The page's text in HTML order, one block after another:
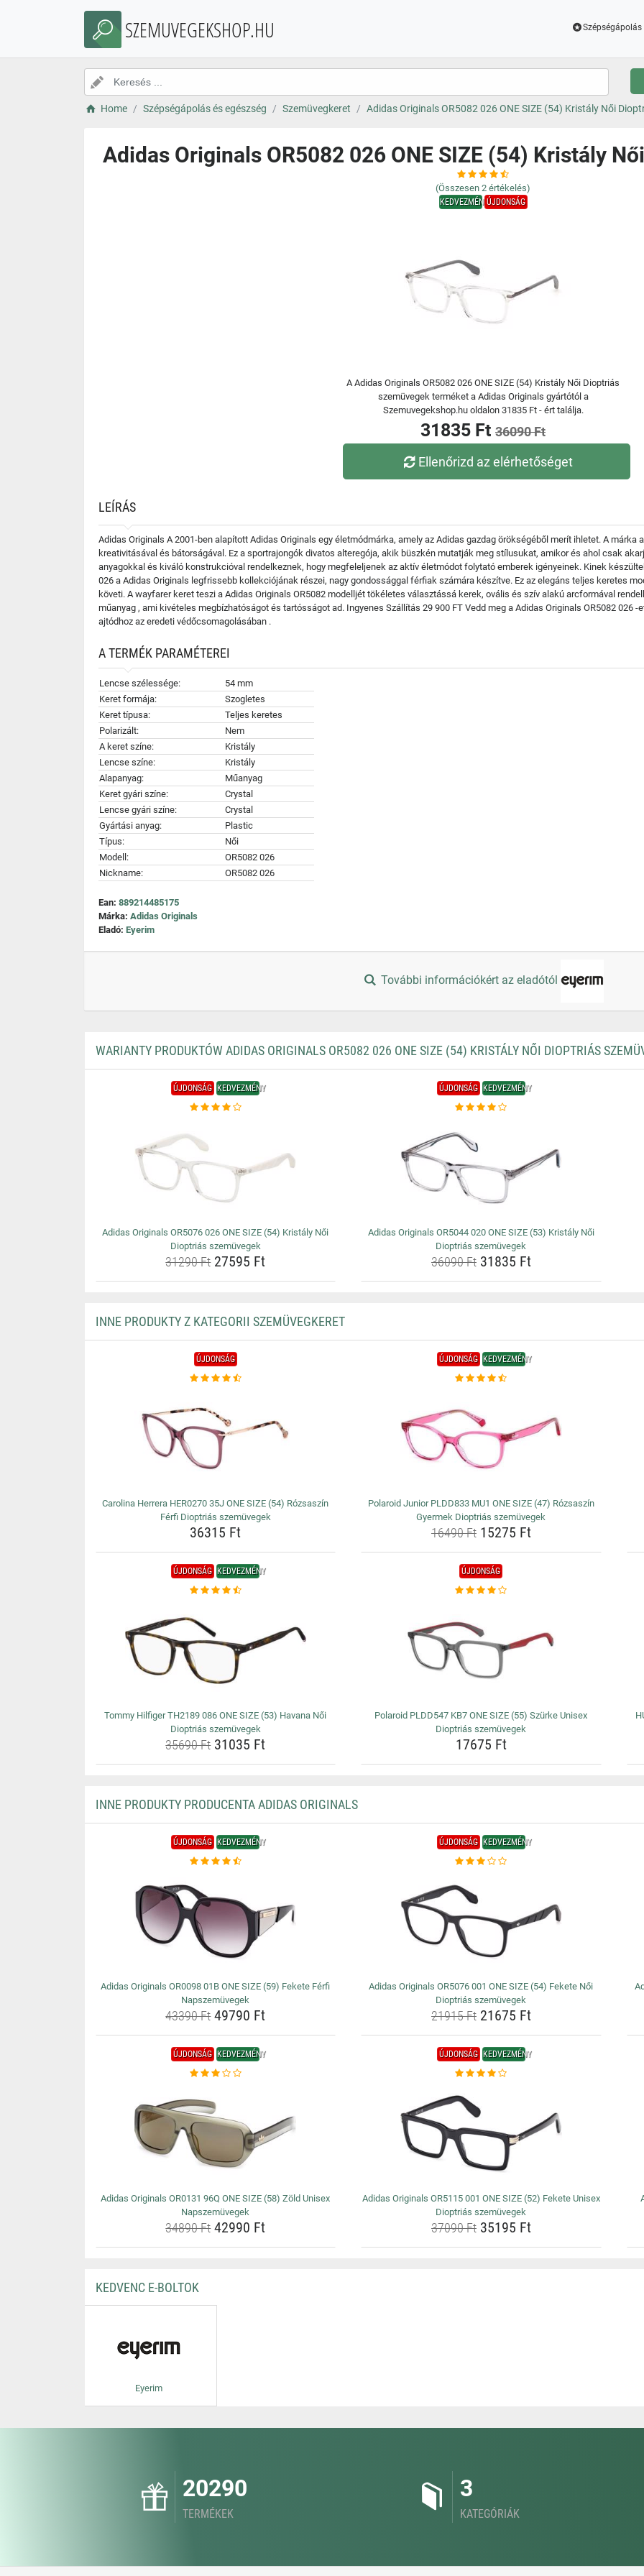
SZEMUVEGEKSHOP.HU Szépségápolás
Home Szépségápolás és egészség Szemüvegkeret Adidas Originals OR5082 026 ONE SIZE (54) Kristály Női
Adidas Originals OR5082 026 ONE SIZE (54) Kristály
(Összesen 2 értékelés)
KEDVEZMÉNYÚJDONSÁG
A Adidas Originals OR5082 026 ONE SIZE (54) Kristály Női Dioptriás
szemüvegek terméket a Adidas Originals gyártótól a
Szemuvegekshop.hu oldalon 31835 Ft - ért találja.
31835 Ft 36090 Ft
Ellenőrizd az elérhetőséget
LEÍRÁS
Adidas Originals A 2001-ben alapított Adidas Originals egy életmódmárka, amely az Adidas gazdag örökségéből merít ihletet. A
kreativitásával és bátorságával. Ez a sportrajongók divatos alteregója, akik büszkén mutatják meg stílusukat, amikor és ahol csak
anyagokkal és kiváló konstrukcióval rendelkeznek, hogy megfeleljenek az aktív életmódot folytató emberek igényeinek. Kinek
026 a Adidas Originals legfrissebb kollekciójának részei, nagy gondossággal férfiak számára készítve. Ez az elegáns teljes keretes
követi. A wayfarer keret teszi a Adidas Originals OR5082 modelljét tökéletes választássá kerek, ovális és szív alakú arcformával
műanyag , ami kivételes megbízhatóságot és tartósságot ad. Ingyenes Szállítás 29 900 FT Vedd meg a Adidas Originals OR5082 026
ajtódhoz az eredeti védőcsomagolásában .
A TERMÉK PARAMÉTEREI
Lencse szélessége:
54 mm
Keret formája:
Szogletes
Keret típusa:
Teljes keretes
Polarizált:
Nem
A keret színe:
Kristály
Lencse színe:
Kristály
Alapanyag:
Műanyag
Keret gyári színe:
Crystal
Lencse gyári színe:
Crystal
Gyártási anyag:
Plastic
Típus:
Női
Modell:
OR5082 026
Nickname:
OR5082 026
Ean: 889214485175
Márka: Adidas Originals
Eladó: Eyerim
További információkért az eladótól
WARIANTY PRODUKTÓW ADIDAS ORIGINALS OR5082 026 ONE SIZE (54) KRISTÁLY NŐI DIOPTRIÁS
ÚJDONSÁG KEDVEZMÉNY
Adidas Originals OR5076 026 ONE SIZE (54) Kristály Női
Dioptriás szemüvegek
31290 Ft27595 Ft
ÚJDONSÁG KEDVEZMÉNY
Adidas Originals OR5044 020 ONE SIZE (53) Kristály Női
Dioptriás szemüvegek
36090 Ft31835 Ft
INNE PRODUKTY Z KATEGORII SZEMÜVEGKERET
ÚJDONSÁG
Carolina Herrera HER0270 35J ONE SIZE (54) Rózsaszín
Férfi Dioptriás szemüvegek
36315 Ft
ÚJDONSÁG KEDVEZMÉNY
Polaroid Junior PLDD833 MU1 ONE SIZE (47) Rózsaszín
Gyermek Dioptriás szemüvegek
16490 Ft15275 Ft
ÚJDONSÁG KEDVEZMÉNY
Tommy Hilfiger TH2189 086 ONE SIZE (53) Havana Női
Dioptriás szemüvegek
35690 Ft31035 Ft
ÚJDONSÁG
Polaroid PLDD547 KB7 ONE SIZE (55) Szürke Unisex
Dioptriás szemüvegek
17675 Ft
INNE PRODUKTY PRODUCENTA ADIDAS ORIGINALS
ÚJDONSÁG KEDVEZMÉNY
Adidas Originals OR0098 01B ONE SIZE (59) Fekete Férfi
Napszemüvegek
43390 Ft49790 Ft
ÚJDONSÁG KEDVEZMÉNY
Adidas Originals OR5076 001 ONE SIZE (54) Fekete Női
Dioptriás szemüvegek
21915 Ft21675 Ft
ÚJDONSÁG KEDVEZMÉNY
Adidas Originals OR0131 96Q ONE SIZE (58) Zöld Unisex
Napszemüvegek
34890 Ft42990 Ft
ÚJDONSÁG KEDVEZMÉNY
Adidas Originals OR5115 001 ONE SIZE (52) Fekete Unisex
Dioptriás szemüvegek
37090 Ft35195 Ft
KEDVENC E-BOLTOK
Eyerim
20290
TERMÉKEK
3
KATEGÓRIÁK